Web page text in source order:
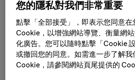
排序方
搜索结果如下
1 Bridgewater 的职位
您的隱私對我們非常重要
點擊「全部接受」，即表示您同意在
Cookie，以增強網站導覽、衡量網
化廣告。您可以隨時點擊「Cookie
或撤回您的同意。如需進一步了解我
Cookie，請參閱網站頁尾提供的